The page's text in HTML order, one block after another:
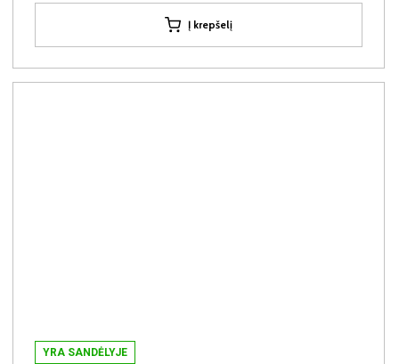
Į krepšelį
YRA SANDĖLYJE